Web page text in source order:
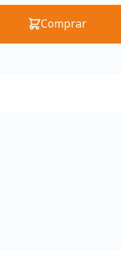
Comprar